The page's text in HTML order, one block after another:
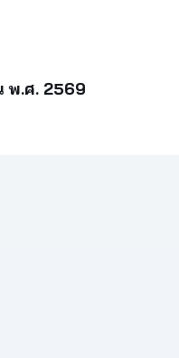
พ.ศ. 2569